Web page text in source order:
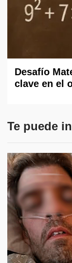
Desafío
clave en el
Te puede